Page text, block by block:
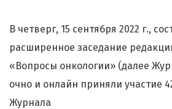
В четверг, 15 сентября 2022 г.,
расширенное заседание
«Вопросы онкологии» (далее
очно и онлайн приняли участие
Журнала